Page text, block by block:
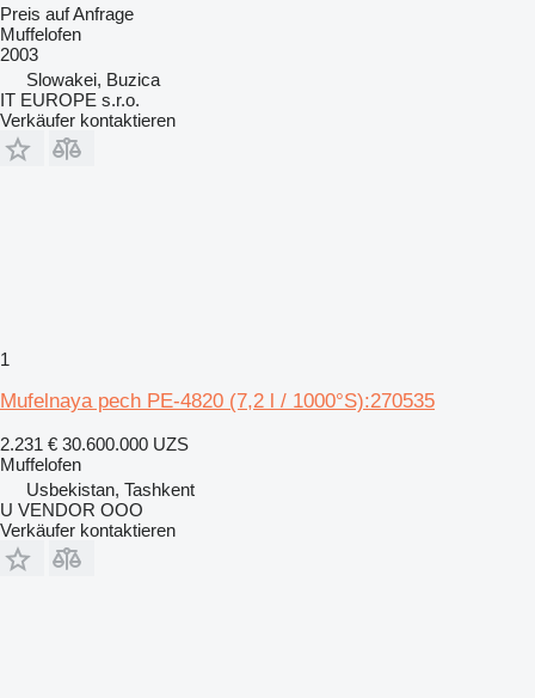
Preis auf Anfrage
Muffelofen
2003
Slowakei, Buzica
IT EUROPE s.r.o.
Verkäufer kontaktieren
1
Mufelnaya pech PE-4820 (7,2 l / 1000°S):270535
2.231 € 30.600.000 UZS
Muffelofen
Usbekistan, Tashkent
U VENDOR OOO
Verkäufer kontaktieren